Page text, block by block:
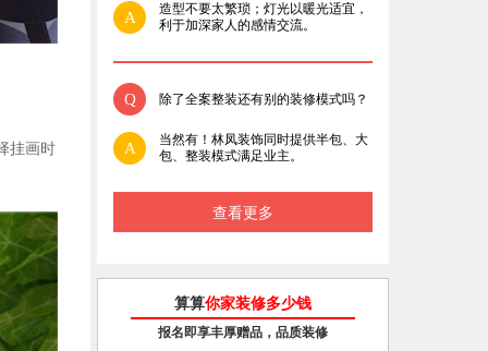
挂画时
A
造型不要太繁琐；灯光以暖光适宜，
利于加深家人的感情交流。
Q 除了全案整装还有别的装修模式吗？
A
当然有！林凤装饰同时提供半包、大
包、整装模式满足业主。
查看更多
算算你家装修多少钱
报名即享丰厚赠品，品质装修